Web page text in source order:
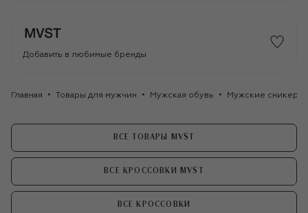
Добавить в любимые бренды
Главная Товары для мужчин Мужская обувь Мужские сникеры
ВСЕ ТОВАРЫ MVST
ВСЕ КРОССОВКИ MVST
ВСЕ КРОССОВКИ